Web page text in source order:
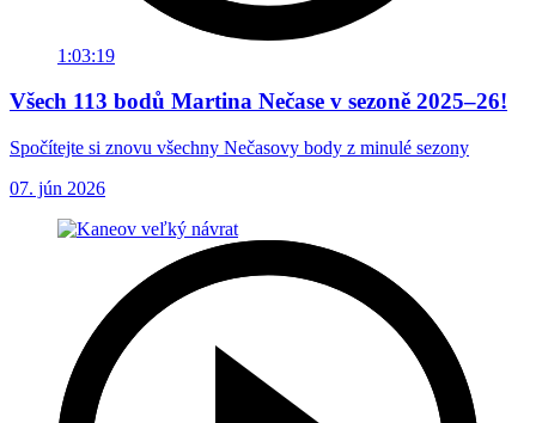
1:03:19
Všech 113 bodů Martina Nečase v sezoně 2025–26!
Spočítejte si znovu všechny Nečasovy body z minulé sezony
07. jún 2026